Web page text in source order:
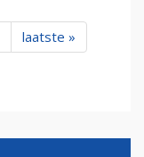
laatste »